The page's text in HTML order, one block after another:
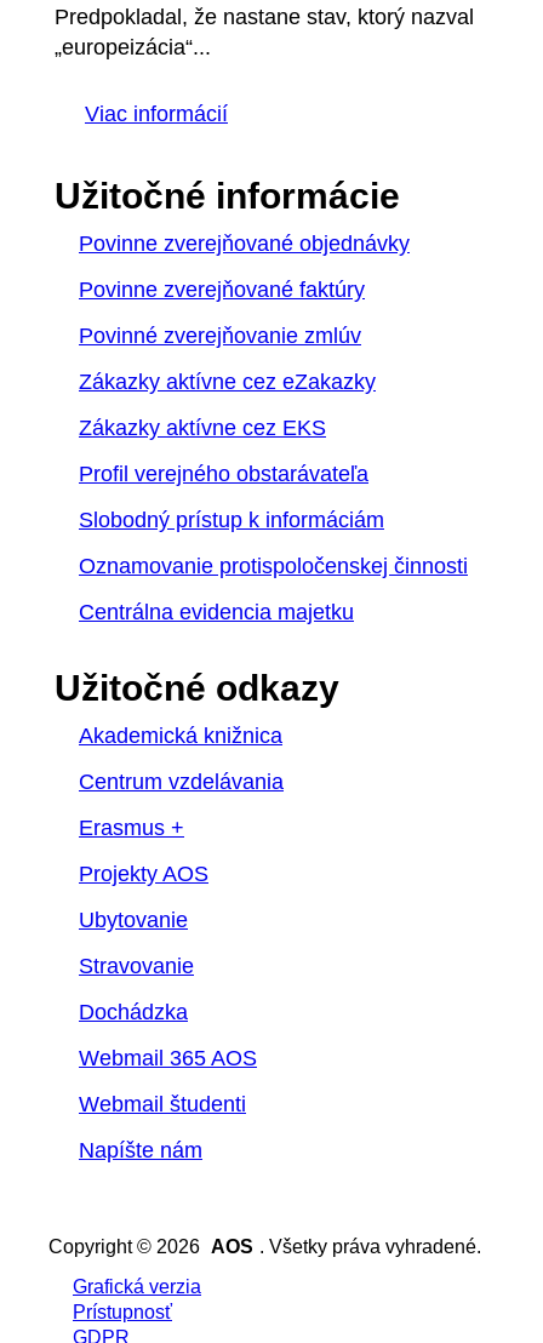
Predpokladal, že nastane stav, ktorý nazval
„europeizácia“...
Viac informácií
Užitočné informácie
Povinne zverejňované objednávky
Povinne zverejňované faktúry
Povinné zverejňovanie zmlúv
Zákazky aktívne cez eZakazky
Zákazky aktívne cez EKS
Profil verejného obstarávateľa
Slobodný prístup k informáciám
Oznamovanie protispoločenskej činnosti
Centrálna evidencia majetku
Užitočné odkazy
Akademická knižnica
Centrum vzdelávania
Erasmus +
Projekty AOS
Ubytovanie
Stravovanie
Dochádzka
Webmail 365 AOS
Webmail študenti
Napíšte nám
Copyright © 2026 AOS . Všetky práva vyhradené.
Grafická verzia
Prístupnosť
GDPR